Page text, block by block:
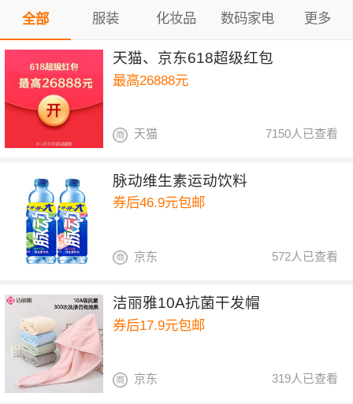
全部 服装 化妆品 数码家电 更多
天猫、京东618超级红包
最高26888元
7150人已查看
天猫
脉动维生素运动饮料
券后46.9元包邮
572人已查看
京东
洁丽雅10A抗菌干发帽
券后17.9元包邮
319人已查看
京东